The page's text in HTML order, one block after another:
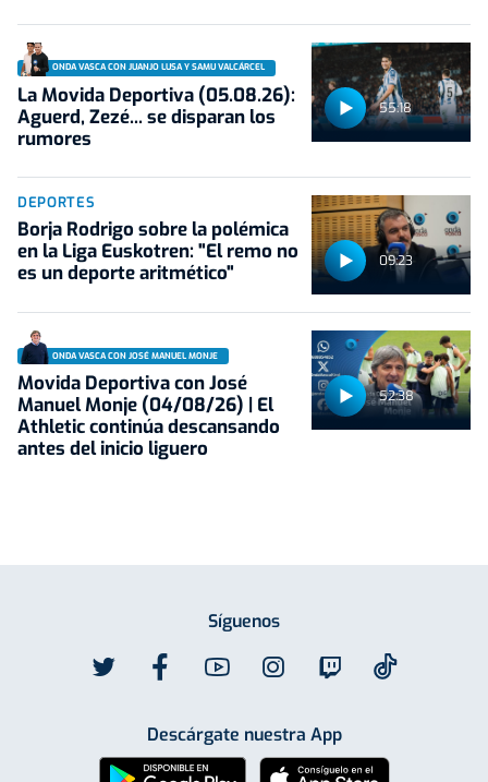
55:18
ONDA VASCA CON JUANJO LUSA Y SAMU VALCÁRCEL
La Movida Deportiva (05.08.26):
Aguerd, Zezé... se disparan los
rumores
09:23
DEPORTES
Borja Rodrigo sobre la polémica
en la Liga Euskotren: "El remo no
es un deporte aritmético"
52:38
ONDA VASCA CON JOSÉ MANUEL MONJE
Movida Deportiva con José
Manuel Monje (04/08/26) | El
Athletic continúa descansando
antes del inicio liguero
Síguenos
Descárgate nuestra App